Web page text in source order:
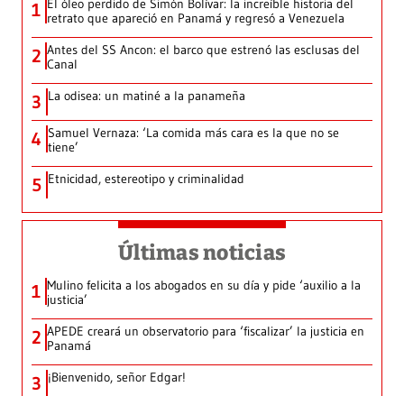
1 El óleo perdido de Simón Bolívar: la increíble historia del
retrato que apareció en Panamá y regresó a Venezuela
2 Antes del SS Ancon: el barco que estrenó las esclusas del
Canal
3 La odisea: un matiné a la panameña
4 Samuel Vernaza: ‘La comida más cara es la que no se
tiene’
5 Etnicidad, estereotipo y criminalidad
Últimas noticias
1 Mulino felicita a los abogados en su día y pide ‘auxilio a la
justicia’
2 APEDE creará un observatorio para ‘fiscalizar’ la justicia en
Panamá
3 ¡Bienvenido, señor Edgar!